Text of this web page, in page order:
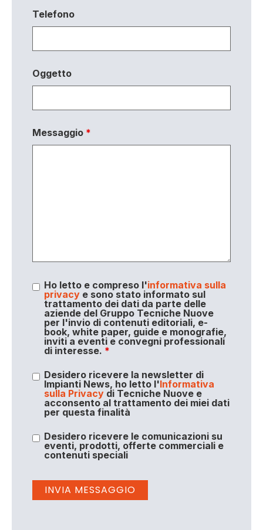
Telefono
Oggetto
Messaggio *
Ho letto e compreso l'informativa sulla
privacye sono stato informato sul
trattamento dei dati da parte delle
aziende del Gruppo Tecniche Nuove
per l'invio di contenuti editoriali, e-
book, white paper, guide e monografie,
inviti a eventi e convegni professionali
di interesse. *
Desidero ricevere la newsletter di
Impianti News, ho letto l'Informativa
sulla Privacydi Tecniche Nuove e
acconsento al trattamento dei miei dati
per questa finalità
Desidero ricevere le comunicazioni su
eventi, prodotti, offerte commerciali e
contenuti speciali